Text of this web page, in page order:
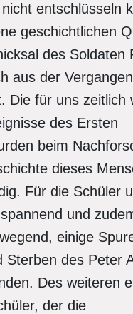
entschlüsseln
geschichtlichen
des Soldaten
aus der
Die für uns zeitlich
des Ersten
beim
dieses
Für die Schüler
und
einige
Sterben des Peter
Des weiteren
der die